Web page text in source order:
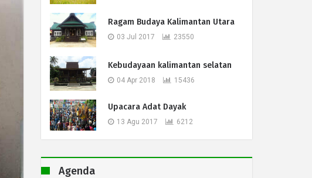
Ragam Budaya Kalimantan Utara
03 Jul 2017 23550
Kebudayaan kalimantan selatan
04 Apr 2018 15436
Upacara Adat Dayak
13 Agu 2017 6212
Agenda